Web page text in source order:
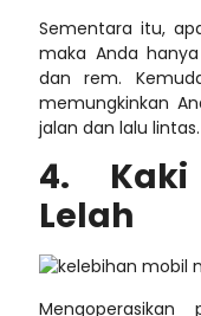
Sementara itu,
maka Anda
dan rem.
memungkinkan
jalan dan lalu lintas.
4.
Lelah